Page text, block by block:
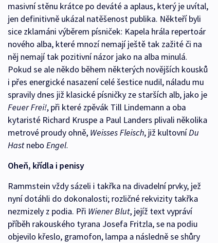
masivní stěnu krátce po deváté a aplaus, který je uvítal,
jen definitivně ukázal natěšenost publika. Někteří byli
sice zklamáni výběrem písniček: Kapela hrála repertoár
nového alba, které mnozí nemají ještě tak zažité či na
něj nemají tak pozitivní názor jako na alba minulá.
Pokud se ale někdo během některých novějších kousků
i přes energické nasazení celé šestice nudil, náladu mu
spravily dnes již klasické písničky ze starších alb, jako je
Feuer Frei!, při které zpěvák Till Lindemann a oba
kytaristé Richard Kruspe a Paul Landers plivali několika
metrové proudy ohně, Weisses Fleisch, již kultovníDu
Hast nebo Engel.
Oheň, křídla i penisy
Rammstein vždy sázeli i takřka na divadelní prvky, jež
nyní dotáhli do dokonalosti; rozličné rekvizity takřka
nezmizely z podia. Při Wiener Blut, jejíž text vypráví
příběh rakouského tyrana Josefa Fritzla, se na podiu
objevilo křeslo, gramofon, lampa a následně se shůry